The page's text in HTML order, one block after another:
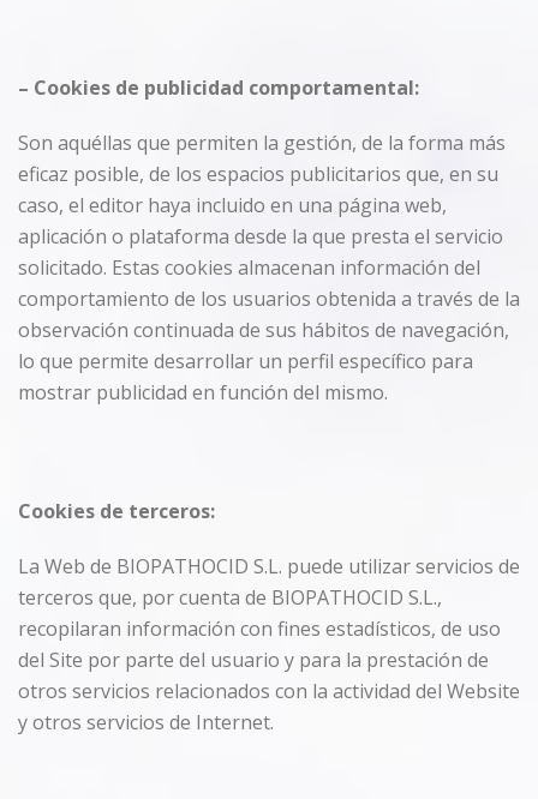
– Cookies de publicidad comportamental:
Son aquéllas que permiten la gestión, de la forma más
eficaz posible, de los espacios publicitarios que, en su
caso, el editor haya incluido en una página web,
aplicación o plataforma desde la que presta el servicio
solicitado. Estas cookies almacenan información del
comportamiento de los usuarios obtenida a través de la
observación continuada de sus hábitos de navegación,
lo que permite desarrollar un perfil específico para
mostrar publicidad en función del mismo.
Cookies de terceros:
La Web de BIOPATHOCID S.L. puede utilizar servicios de
terceros que, por cuenta de BIOPATHOCID S.L.,
recopilaran información con fines estadísticos, de uso
del Site por parte del usuario y para la prestación de
otros servicios relacionados con la actividad del Website
y otros servicios de Internet.